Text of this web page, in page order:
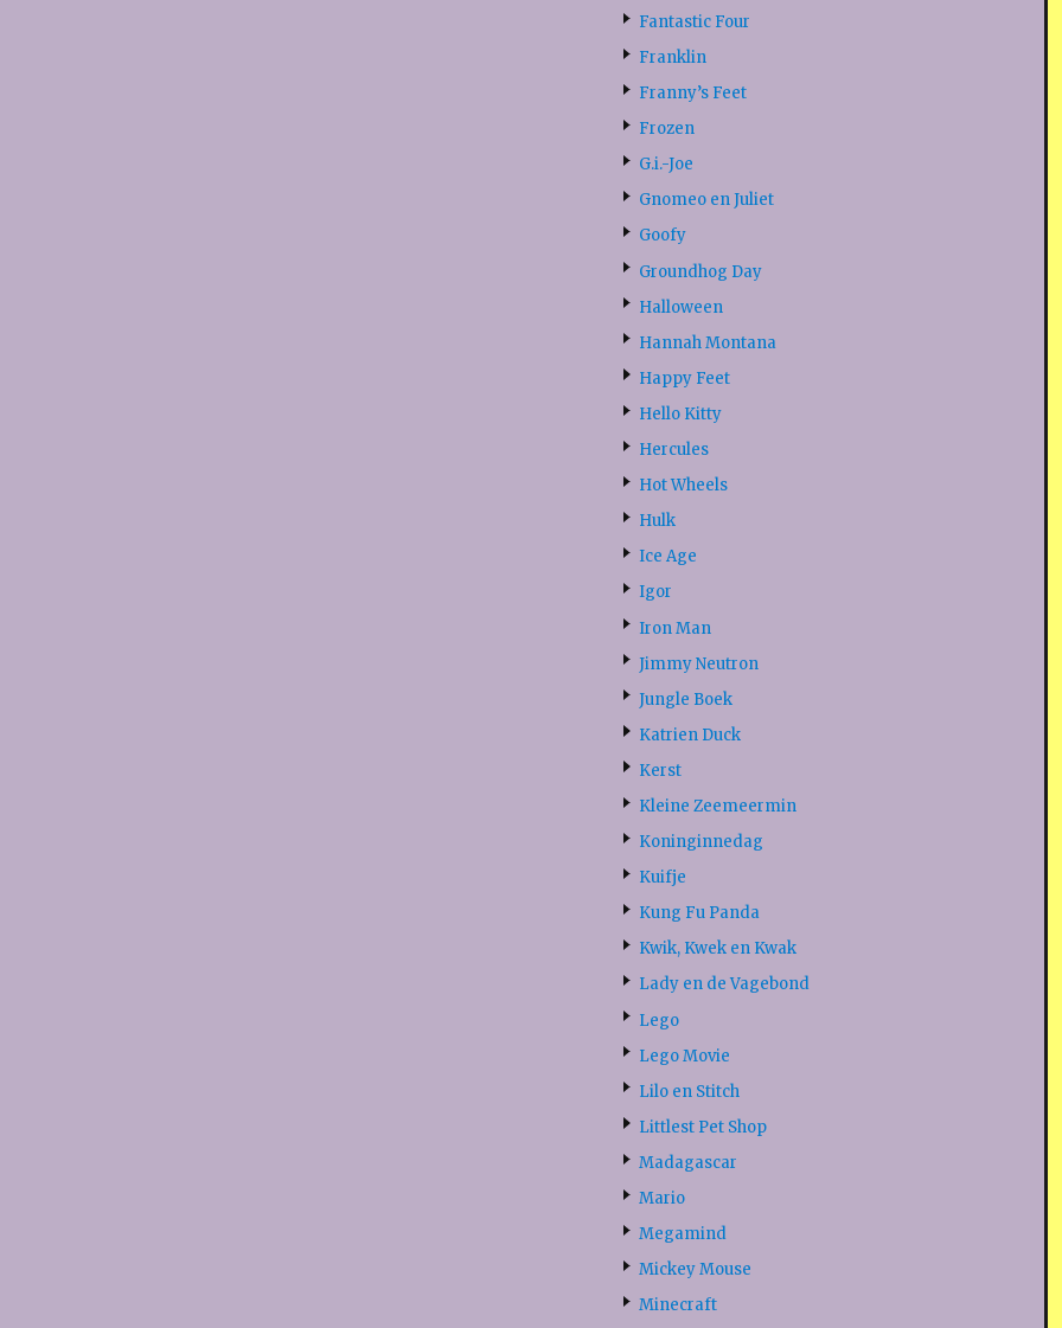
Fantastic Four
Franklin
Franny’s Feet
Frozen
G.i.-Joe
Gnomeo en Juliet
Goofy
Groundhog Day
Halloween
Hannah Montana
Happy Feet
Hello Kitty
Hercules
Hot Wheels
Hulk
Ice Age
Igor
Iron Man
Jimmy Neutron
Jungle Boek
Katrien Duck
Kerst
Kleine Zeemeermin
Koninginnedag
Kuifje
Kung Fu Panda
Kwik, Kwek en Kwak
Lady en de Vagebond
Lego
Lego Movie
Lilo en Stitch
Littlest Pet Shop
Madagascar
Mario
Megamind
Mickey Mouse
Minecraft